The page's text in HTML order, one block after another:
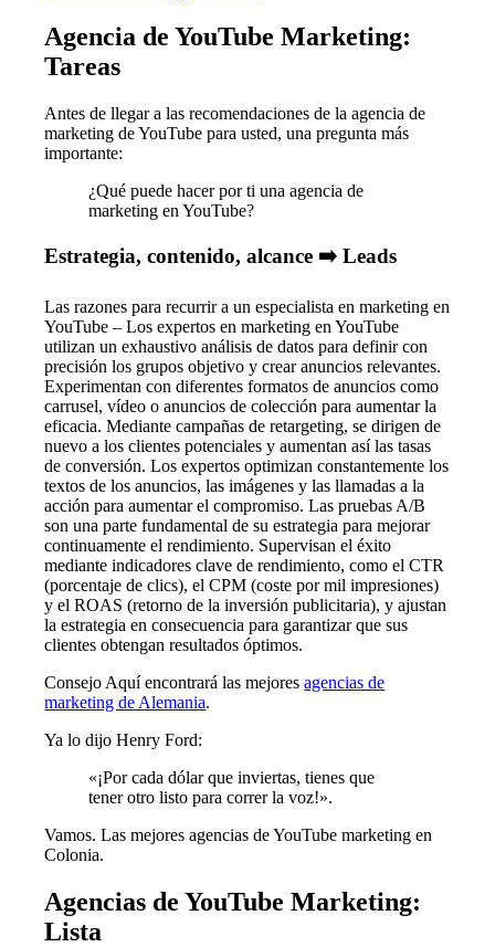
Agencia de YouTube Marketing:
Tareas
Antes de llegar a las recomendaciones de la agencia de
marketing de YouTube para usted, una pregunta más
importante:
¿Qué puede hacer por ti una agencia de
marketing en YouTube?
Estrategia, contenido, alcance ➡️ Leads
Las razones para recurrir a un especialista en marketing en
YouTube – Los expertos en marketing en YouTube
utilizan un exhaustivo análisis de datos para definir con
precisión los grupos objetivo y crear anuncios relevantes.
Experimentan con diferentes formatos de anuncios como
carrusel, vídeo o anuncios de colección para aumentar la
eficacia. Mediante campañas de retargeting, se dirigen de
nuevo a los clientes potenciales y aumentan así las tasas
de conversión. Los expertos optimizan constantemente los
textos de los anuncios, las imágenes y las llamadas a la
acción para aumentar el compromiso. Las pruebas A/B
son una parte fundamental de su estrategia para mejorar
continuamente el rendimiento. Supervisan el éxito
mediante indicadores clave de rendimiento, como el CTR
(porcentaje de clics), el CPM (coste por mil impresiones)
y el ROAS (retorno de la inversión publicitaria), y ajustan
la estrategia en consecuencia para garantizar que sus
clientes obtengan resultados óptimos.
Consejo Aquí encontrará las mejoresagencias de
marketing de Alemania.
Ya lo dijo Henry Ford:
«¡Por cada dólar que inviertas, tienes que
tener otro listo para correr la voz!».
Vamos. Las mejores agencias de YouTube marketing en
Colonia.
Agencias de YouTube Marketing:
Lista